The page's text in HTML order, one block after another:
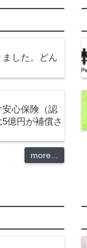
した。どん
心保険（認
億円が補償さ
more...